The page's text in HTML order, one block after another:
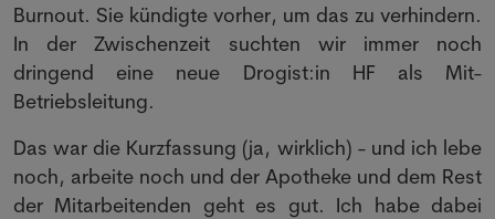
Burnout. Sie kündigte vorher, um das zu verhindern.
In der Zwischenzeit suchten wir immer noch
dringend eine neue Drogist:in HF als Mit-
Betriebsleitung.
Das war die Kurzfassung (ja, wirklich) - und ich lebe
noch, arbeite noch und der Apotheke und dem Rest
der Mitarbeitenden geht es gut. Ich habe dabei